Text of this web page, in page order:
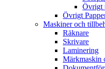
Övrigt
Övrigt
Maskiner och
Räknare
Skrivare
Laminering
Märkmaskin